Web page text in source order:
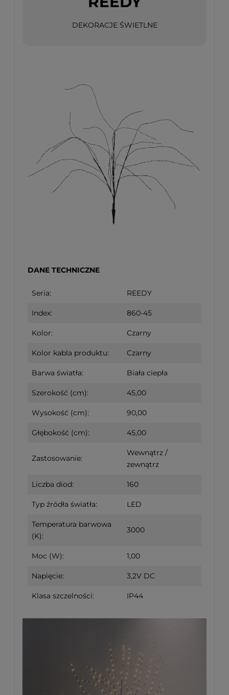
DEKORACJE ŚWIETLNE
DANE TECHNICZNE
Seria: REEDY
Index: 860-45
Kolor: Czarny
Kolor kabla produktu: Czarny
Barwa światła: Biała ciepła
Szerokość (cm): 45,00
Wysokość (cm): 90,00
Głębokość (cm): 45,00
Zastosowanie:
Wewnątrz /
zewnątrz
Liczba diod: 160
Typ źródła światła: LED
Temperatura barwowa
(K):
3000
Moc (W): 1,00
Napięcie: 3,2V DC
Klasa szczelności: IP44